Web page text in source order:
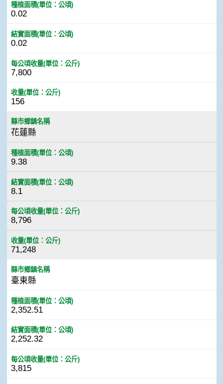
種植面積(單位：公頃)
0.02
結實面積(單位：公頃)
0.02
每公頃收量(單位：公斤)
7,800
收量(單位：公斤)
156
縣市鄉鎮名稱
花蓮縣
種植面積(單位：公頃)
9.38
結實面積(單位：公頃)
8.1
每公頃收量(單位：公斤)
8,796
收量(單位：公斤)
71,248
縣市鄉鎮名稱
臺東縣
種植面積(單位：公頃)
2,352.51
結實面積(單位：公頃)
2,252.32
每公頃收量(單位：公斤)
3,815